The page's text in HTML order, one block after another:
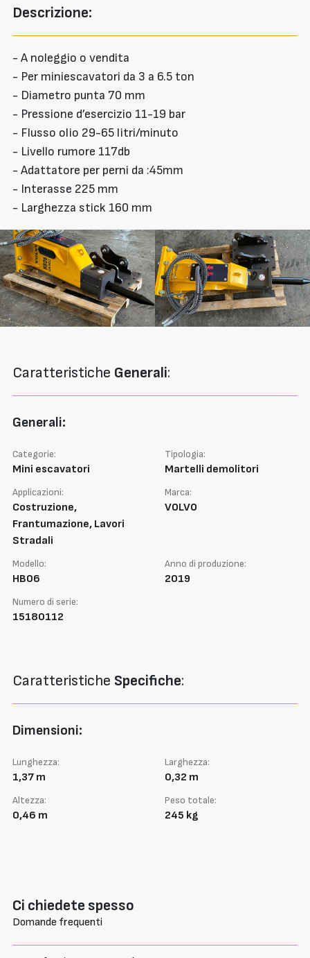
Descrizione:
- A noleggio o vendita
- Per miniescavatori da 3 a 6.5 ton
- Diametro punta 70 mm
- Pressione d’esercizio 11-19 bar
- Flusso olio 29-65 litri/minuto
- Livello rumore 117db
- Adattatore per perni da :45mm
- Interasse 225 mm
- Larghezza stick 160 mm
Caratteristiche Generali:
Generali:
Categorie:
Mini escavatori
Tipologia:
Martelli demolitori
Applicazioni:
Costruzione,
Frantumazione, Lavori
Stradali
Marca:
VOLVO
Modello:
HB06
Anno di produzione:
2019
Numero di serie:
15180112
Caratteristiche Specifiche:
Dimensioni:
Lunghezza:
1,37 m
Larghezza:
0,32 m
Altezza:
0,46 m
Peso totale:
245 kg
Ci chiedete spesso
Domande frequenti